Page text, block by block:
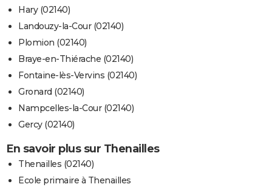
Hary (02140)
Landouzy-la-Cour (02140)
Plomion (02140)
Braye-en-Thiérache (02140)
Fontaine-lès-Vervins (02140)
Gronard (02140)
Nampcelles-la-Cour (02140)
Gercy (02140)
En savoir plus sur Thenailles
Thenailles (02140)
Ecole primaire à Thenailles